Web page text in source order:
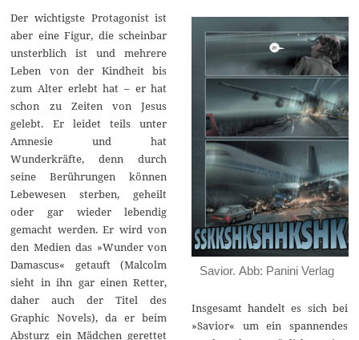
Der wichtigste Protagonist ist
aber eine Figur, die scheinbar
unsterblich ist und mehrere
Leben von der Kindheit bis
zum Alter erlebt hat – er hat
schon zu Zeiten von Jesus
gelebt. Er leidet teils unter
Amnesie und hat
Wunderkräfte, denn durch
seine Berührungen können
Lebewesen sterben, geheilt
oder gar wieder lebendig
gemacht werden. Er wird von
den Medien das »Wunder von
Damascus« getauft (Malcolm
sieht in ihn gar einen Retter,
daher auch der Titel des
Graphic Novels), da er beim
Absturz ein Mädchen gerettet
Savior. Abb: Panini Verlag
Insgesamt handelt es sich bei
»Savior« um ein spannendes